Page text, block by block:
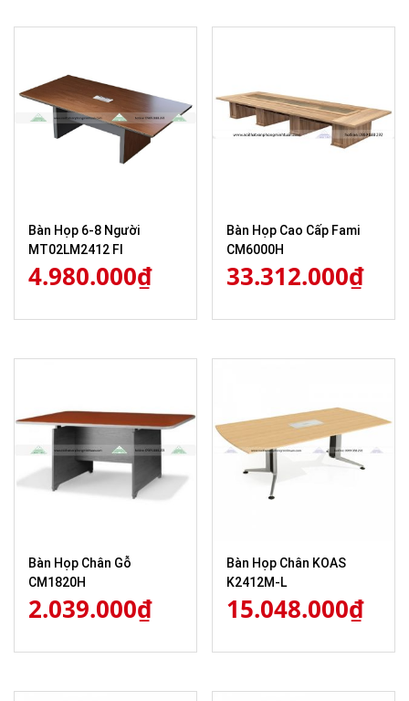
Bàn Họp 6-8 Người
MT02LM2412 FI
4.980.000₫
Bàn Họp Cao Cấp Fami
CM6000H
33.312.000₫
Bàn Họp Chân Gỗ
CM1820H
2.039.000₫
Bàn Họp Chân KOAS
K2412M-L
15.048.000₫